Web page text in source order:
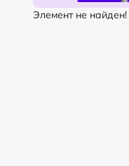
Элемент не найден!